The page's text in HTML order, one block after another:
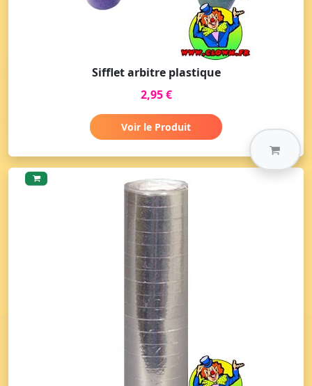
Sifflet arbitre plastique
2,95 €
Voir le Produit